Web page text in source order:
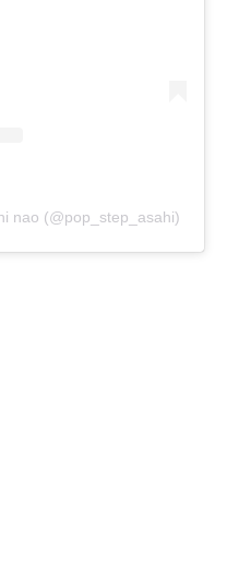
nao (@pop_step_asahi)